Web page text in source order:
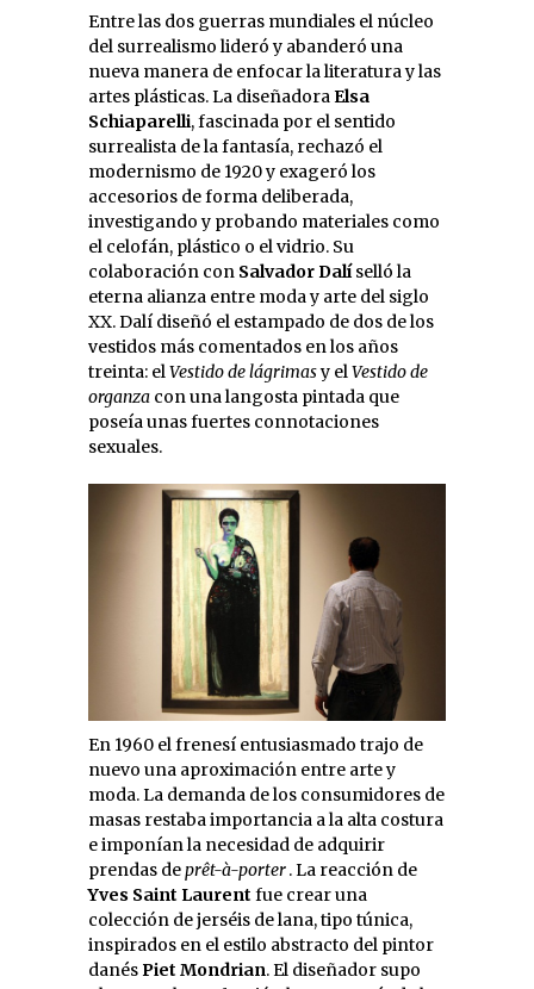
Entre las dos guerras mundiales el núcleo
del surrealismo lideró y abanderó una
nueva manera de enfocar la literatura y las
artes plásticas. La diseñadoraElsa
Schiaparelli, fascinada por el sentido
surrealista de la fantasía, rechazó el
modernismo de 1920 y exageró los
accesorios de forma deliberada,
investigando y probando materiales como
el celofán, plástico o el vidrio. Su
colaboración con Salvador Dalíselló la
eterna alianza entre moda y arte del siglo
XX. Dalí diseñó el estampado de dos de los
vestidos más comentados en los años
treinta: elVestido de lágrimasy elVestido de
organza con una langosta pintada que
poseía unas fuertes connotaciones
sexuales.
En 1960 el frenesí entusiasmado trajo de
nuevo una aproximación entre arte y
moda. La demanda de los consumidores de
masas restaba importancia a la alta costura
e imponían la necesidad de adquirir
prendas deprêt-à-porter. La reacción de
Yves Saint Laurent fue crear una
colección de jerséis de lana, tipo túnica,
inspirados en el estilo abstracto del pintor
danésPiet Mondrian. El diseñador supo